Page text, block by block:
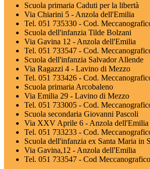
Scuola primaria Caduti per la libertà
Via Chiarini 5 - Anzola dell'Emilia
Tel. 051 735330 - Cod.
Scuola dell'infanzia Tilde Bolzani
Via Gavina 12 - Anzola dell'Emilia
Tel. 051 733547 - Cod.
Scuola dell'infanzia Salvador Allende
Via Ragazzi 4 - Lavino di Mezzo
Tel. 051 733426 - Cod.
Scuola primaria Arcobaleno
Via Emilia 29 - Lavino di Mezzo
Tel. 051 733005 - Cod.
Scuola secondaria Giovanni Pascoli
Via XXV Aprile 6 - Anzola dell'Emilia
Tel. 051 733233 - Cod.
Scuola dell'infanzia ex Santa Maria in
Via Gavina,12 - Anzola dell'Emilia
Tel. 051 733547 - Cod